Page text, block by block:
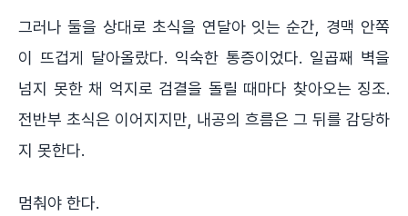
그러나 둘을 상대로 초식을 연달아 잇는 순간, 경맥 안쪽
이 뜨겁게 달아올랐다. 익숙한 통증이었다. 일곱째 벽을
넘지 못한 채 억지로 검결을 돌릴 때마다 찾아오는 징조.
전반부 초식은 이어지지만, 내공의 흐름은 그 뒤를 감당하
지 못한다.
멈춰야 한다.